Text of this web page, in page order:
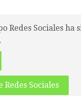
Redes Sociales
Sociales